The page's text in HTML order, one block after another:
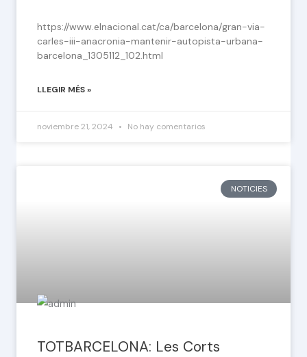
https://www.elnacional.cat/ca/barcelona/gran-via-
carles-iii-anacronia-mantenir-autopista-urbana-
barcelona_1305112_102.html
LLEGIR MÉS »
noviembre 21, 2024 No hay comentarios
NOTICIES
TOTBARCELONA: Les Corts